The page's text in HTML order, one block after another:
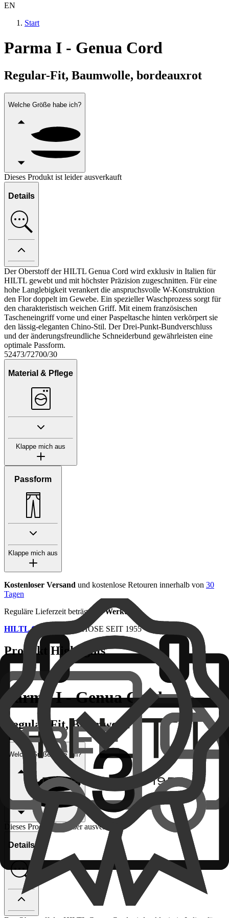
EN
Start
Parma I - Genua Cord
Regular-Fit, Baumwolle, bordeauxrot
Welche Größe habe ich?
Dieses Produkt ist leider ausverkauft
Details
Der Oberstoff der HILTL Genua Cord wird exklusiv in Italien für
HILTL gewebt und mit höchster Präzision zugeschnitten. Für eine
hohe Langlebigkeit verankert die anspruchsvolle W-Konstruktion
den Flor doppelt im Gewebe. Ein spezieller Waschprozess sorgt für
den charakteristisch weichen Griff. Mit einem französischen
Tascheneingriff vorne und einer Paspeltasche hinten verkörpert sie
den lässig-eleganten Chino-Stil. Der Drei-Punkt-Bundverschluss
und der änderungsfreundliche Schneiderbund gewährleisten eine
optimale Passform.
52473/72700/30
Material & Pflege
Klappe mich aus
Passform
Klappe mich aus
Kostenloser Versand und kostenlose Retouren innerhalb von 30
Tagen
Reguläre Lieferzeit beträgt
1-3 Werktage
HILTL Qualität
- DIE HOSE SEIT 1955
Produkt Highlights
Parma I - Genua Cord
Regular-Fit, Baumwolle
Welche Größe habe ich?
Dieses Produkt ist leider ausverkauft
Details